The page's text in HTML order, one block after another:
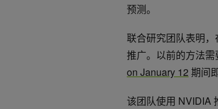
预测。
联合研究团队表明
推广。以前的方法
on January 12 期间
该团队使用 NVIDIA